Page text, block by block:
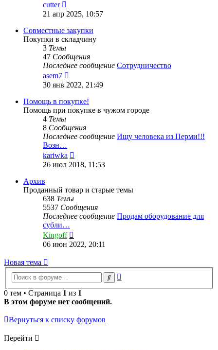
cutter
к
последнему
сообщению
21 апр 2025, 10:57
Совместные закупки
Покупки в складчину
3 Темы
47 Сообщения
Последнее сообщение Сотрудничество
asem7
к
последнему
сообщению
30 янв 2022, 21:49
Помощь в покупке!
Помощь при покупке в чужом городе
4 Темы
8 Сообщения
Последнее сообщение Ищу человека из Перми!!!
Возн…
kariwka
к
последнему
26 июл 2018, 11:53
Архив
Проданный товар и старые темы
638 Темы
5537 Сообщения
Последнее сообщение Продам оборудование для
субли…
Kingoff
к
последнему
06 июн 2022, 20:11
Новая тема
Поиск
0 тем • Страница 1 из 1
В этом форуме нет сообщений.
Вернуться к списку форумов
Перейти